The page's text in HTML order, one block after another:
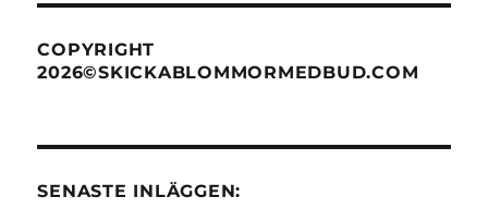
COPYRIGHT
2026©SKICKABLOMMORMEDBUD.COM
SENASTE INLÄGGEN: